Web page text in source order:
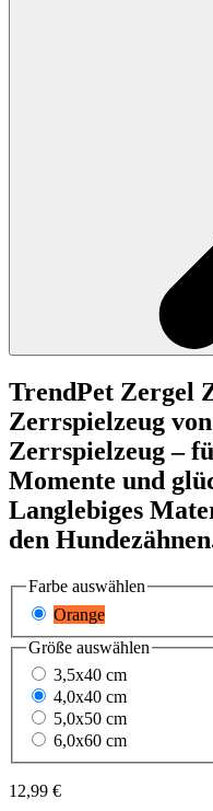
TrendPet Zergel
Zerrspielzeug
Zerrspielzeug –
Momente und
Langlebiges
den
Farbe auswählen
Orange
Größe auswählen
3,5x40 cm
4,0x40 cm
5,0x50 cm
6,0x60 cm
12,99 €